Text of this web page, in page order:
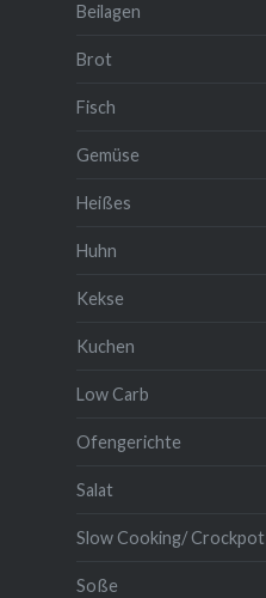
Beilagen
Brot
Fisch
Gemüse
Heißes
Huhn
Kekse
Kuchen
Low Carb
Ofengerichte
Salat
Slow Cooking/ Crockpot
Soße